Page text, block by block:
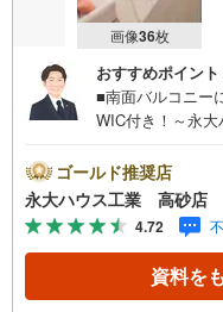
画像36枚
おすすめポイント
■南面バルコニー
WIC付き！～永
つに分けてご紹介
ョン・土地...と種
す。更に教育施設
域情報を総合し、
よう、しっかり
なスタッフ＞当
ゴールド推奨店
永大ハウス工業 高砂店
4.72
資料を